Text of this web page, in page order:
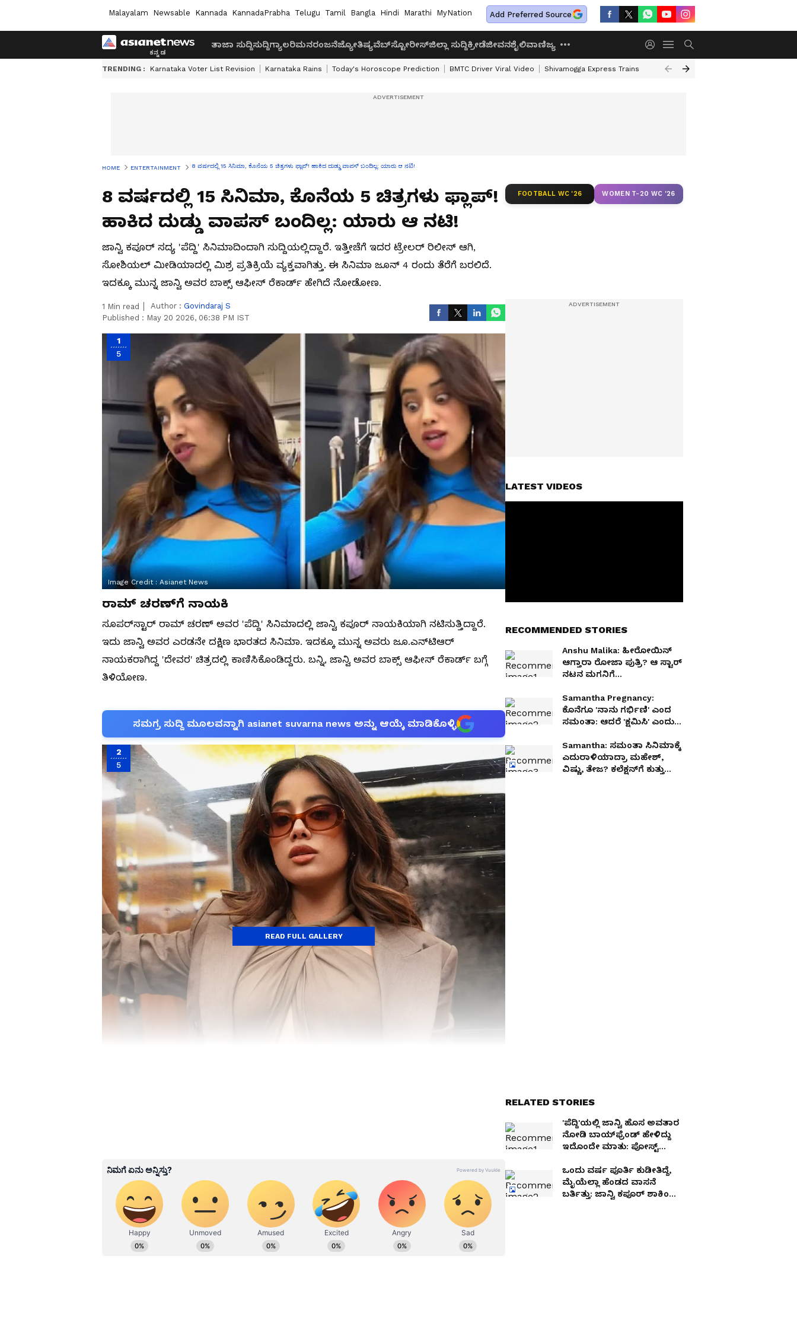
Malayalam Newsable Kannada KannadaPrabha Telugu Tamil Bangla Hindi Marathi MyNation Add Preferred Source
ತಾಜಾ ಸುದ್ದಿಸುದ್ದಿಗ್ಯಾಲರಿಮನರಂಜನೆಜ್ಯೋತಿಷ್ಯವೆಬ್‌ಸ್ಟೋರೀಸ್ಜಿಲ್ಲಾ ಸುದ್ದಿಕ್ರೀಡೆಜೀವನಶೈಲಿವಾಣಿಜ್ಯ
TRENDING : Karnataka Voter List Revision Karnataka Rains Today's Horoscope Prediction BMTC Driver Viral Video Shivamogga Express Trains Airtel Prepaid Plan
HOME ENTERTAINMENT 8 ವರ್ಷದಲ್ಲಿ 15 ಸಿನಿಮಾ, ಕೊನೆಯ 5 ಚಿತ್ರಗಳು ಫ್ಲಾಪ್! ಹಾಕಿದ ದುಡ್ಡು ವಾಪಸ್ ಬಂದಿಲ್ಲ: ಯಾರು ಆ ನಟಿ!
8 ವರ್ಷದಲ್ಲಿ 15 ಸಿನಿಮಾ, ಕೊನೆಯ 5 ಚಿತ್ರಗಳು ಫ್ಲಾಪ್!
ಹಾಕಿದ ದುಡ್ಡು ವಾಪಸ್ ಬಂದಿಲ್ಲ: ಯಾರು ಆ ನಟಿ!
ಜಾನ್ವಿ ಕಪೂರ್ ಸದ್ಯ 'ಪೆದ್ದಿ' ಸಿನಿಮಾದಿಂದಾಗಿ ಸುದ್ದಿಯಲ್ಲಿದ್ದಾರೆ. ಇತ್ತೀಚೆಗೆ ಇದರ ಟ್ರೇಲರ್ ರಿಲೀಸ್ ಆಗಿ,
ಸೋಶಿಯಲ್ ಮೀಡಿಯಾದಲ್ಲಿ ಮಿಶ್ರ ಪ್ರತಿಕ್ರಿಯೆ ವ್ಯಕ್ತವಾಗಿತ್ತು. ಈ ಸಿನಿಮಾ ಜೂನ್ 4 ರಂದು ತೆರೆಗೆ ಬರಲಿದೆ.
ಇದಕ್ಕೂ ಮುನ್ನ ಜಾನ್ವಿ ಅವರ ಬಾಕ್ಸ್ ಆಫೀಸ್ ರೆಕಾರ್ಡ್ ಹೇಗಿದೆ ನೋಡೋಣ.
1 Min read Author : Govindaraj S
Published : May 20 2026, 06:38 PM IST
1
5
Image Credit :Asianet News
ರಾಮ್ ಚರಣ್‌ಗೆ ನಾಯಕಿ
ಸೂಪರ್‌ಸ್ಟಾರ್ ರಾಮ್ ಚರಣ್ ಅವರ 'ಪೆದ್ದಿ' ಸಿನಿಮಾದಲ್ಲಿ ಜಾನ್ವಿ ಕಪೂರ್ ನಾಯಕಿಯಾಗಿ ನಟಿಸುತ್ತಿದ್ದಾರೆ.
ಇದು ಜಾನ್ವಿ ಅವರ ಎರಡನೇ ದಕ್ಷಿಣ ಭಾರತದ ಸಿನಿಮಾ. ಇದಕ್ಕೂ ಮುನ್ನ ಅವರು ಜೂ.ಎನ್‌ಟಿಆರ್
ನಾಯಕರಾಗಿದ್ದ 'ದೇವರ' ಚಿತ್ರದಲ್ಲಿ ಕಾಣಿಸಿಕೊಂಡಿದ್ದರು. ಬನ್ನಿ, ಜಾನ್ವಿ ಅವರ ಬಾಕ್ಸ್ ಆಫೀಸ್ ರೆಕಾರ್ಡ್ ಬಗ್ಗೆ
ತಿಳಿಯೋಣ.
ಸಮಗ್ರ ಸುದ್ದಿ ಮೂಲವನ್ನಾಗಿ asianet suvarna news ಅನ್ನು ಆಯ್ಕೆ ಮಾಡಿಕೊಳ್ಳಿ
2
5
READ FULL GALLERY
FOOTBALL WC '26 WOMEN T-20 WC '26
LATEST VIDEOS
RECOMMENDED STORIES
Anshu Malika: ಹೀರೋಯಿನ್
ಆಗ್ತಾರಾ ರೋಜಾ ಪುತ್ರಿ? ಆ ಸ್ಟಾರ್
ನಟನ ಮಗನಿಗೆ
Samantha Pregnancy:
ಕೊನೆಗೂ 'ನಾನು ಗರ್ಭಿಣಿ' ಎಂದ
ಸಮಂತಾ: ಆದರೆ 'ಕ್ಷಮಿಸಿ' ಎಂದು
Samantha: ಸಮಂತಾ ಸಿನಿಮಾಕ್ಕೆ
ಎದುರಾಳಿಯಾದ್ರಾ ಮಹೇಶ್,
ವಿಷ್ಣು, ತೇಜ? ಕಲೆಕ್ಷನ್‌ಗೆ ಕುತ್ತು
RELATED STORIES
'ಪೆದ್ದಿ'ಯಲ್ಲಿ ಜಾನ್ವಿ ಹೊಸ ಅವತಾರ
ನೋಡಿ ಬಾಯ್‌ಫ್ರೆಂಡ್ ಹೇಳಿದ್ದು
ಇದೊಂದೇ ಮಾತು: ಪೋಸ್ಟ್
ಒಂದು ವರ್ಷ ಪೂರ್ತಿ ಕುಡೀತಿದ್ದೆ,
ಮೈಯೆಲ್ಲಾ ಹೆಂಡದ ವಾಸನೆ
ಬರ್ತಿತ್ತು: ಜಾನ್ವಿ ಕಪೂರ್ ಶಾಕಿಂಗ್